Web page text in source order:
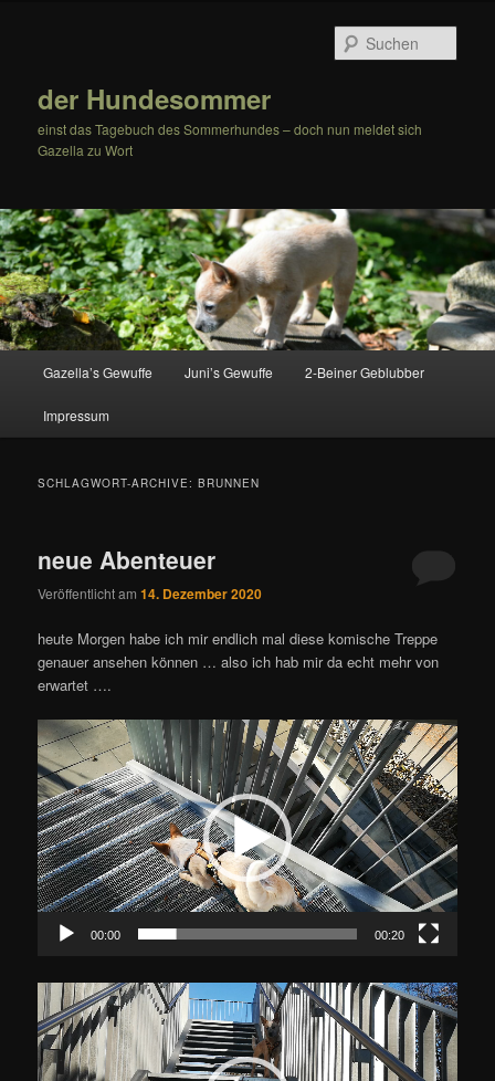
der Hundesommer
einst das Tagebuch des Sommerhundes – doch nun meldet sich
Gazella zu Wort
Gazella’s Gewuffe Juni’s Gewuffe 2-Beiner Geblubber
Impressum
SCHLAGWORT-ARCHIVE:BRUNNEN
neue Abenteuer
Veröffentlicht am14. Dezember 2020
heute Morgen habe ich mir endlich mal diese komische Treppe
genauer ansehen können … also ich hab mir da echt mehr von
erwartet ….
Video-
Player
00:00 00:20
Video-
Player